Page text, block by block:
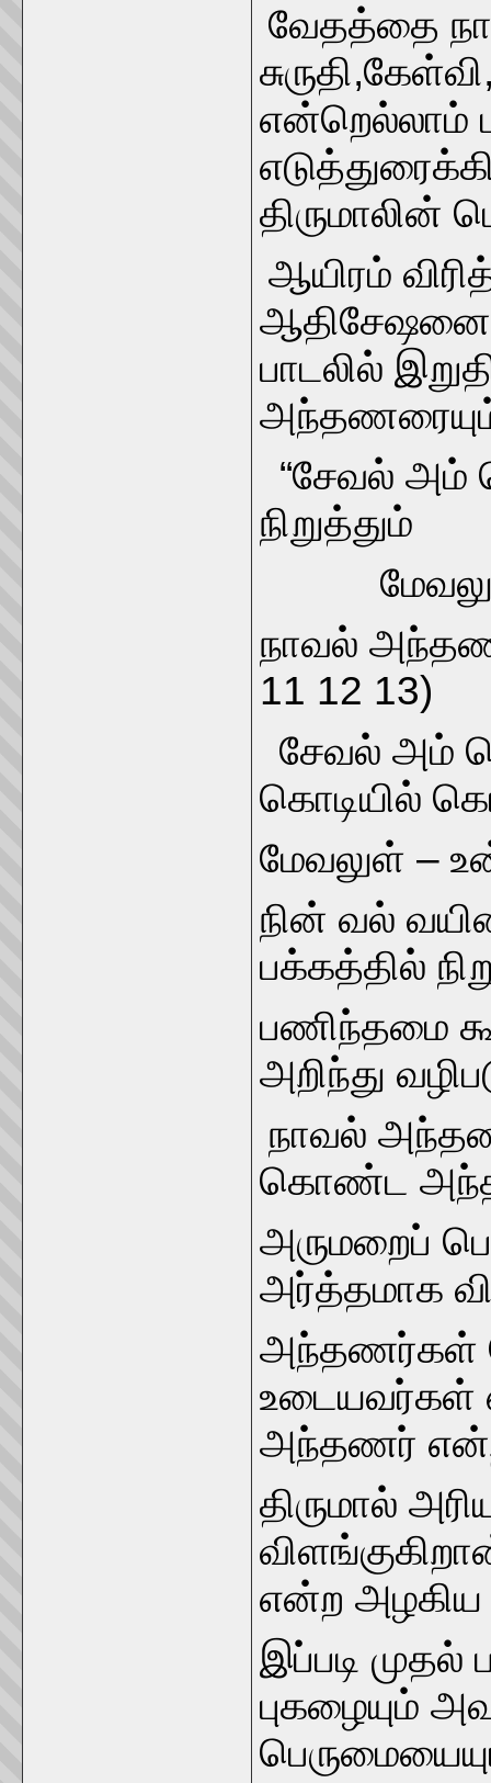
வேதத்தை
என்றெல்லாம்
திருமாலின்
ஆயிரம்
ஆதிசேஷனைக்
பாடலில்
அந்தணரையும்
“சேவல் அம்
நிறுத்தும்
மேவலுள்
நாவல்
11 12 13)
சேவல் அம்
கொடியில்
மேவலுள் –
நின் வல்
பக்கத்தில்
பணிந்தமை
அறிந்து
நாவல்
கொண்ட
அருமறைப்
அர்த்தமாக
அந்தணர்கள்
உடையவர்கள்
அந்தணர்
திருமால்
என்ற அழகிய
இப்படி
புகழையும்